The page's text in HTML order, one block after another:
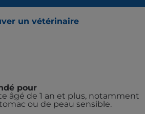
un vétérinaire
pour
âgé de 1 an et plus, notamment
ou de peau sensible.